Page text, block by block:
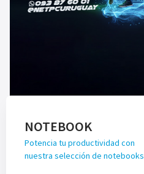
NOTEBOOK
Potencia tu productividad con
nuestra selección de notebooks